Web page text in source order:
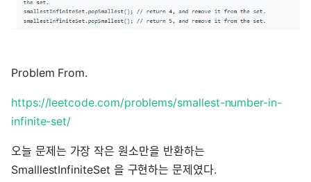
Problem From.
https://leetcode.com/problems/smallest-number-in-
infinite-set/
오늘 문제는 가장 작은 원소만을 반환하는
SmalllestInfiniteSet 을 구현하는 문제였다.